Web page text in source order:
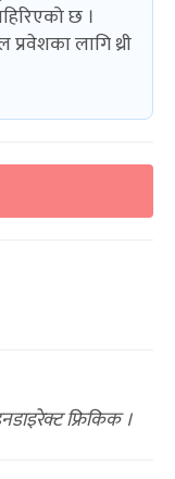
छ ।
लागि थ्री
फ्रिकिक ।